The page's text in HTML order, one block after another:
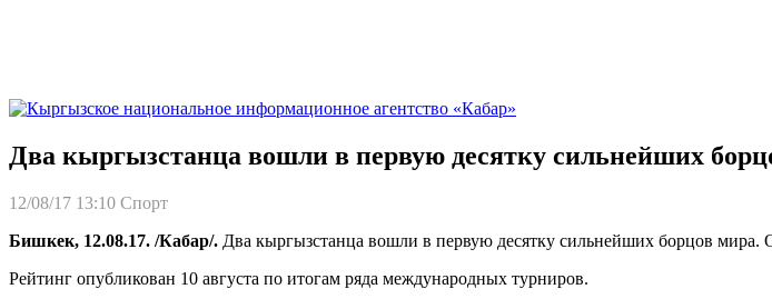
Два кыргызстанца вошли в первую десятку сильнейших
12/08/17 13:10 Спорт
Бишкек, 12.08.17. /Кабар/. Два кыргызстанца вошли в первую десятку сильнейших борцов
Рейтинг опубликован 10 августа по итогам ряда международных турниров.